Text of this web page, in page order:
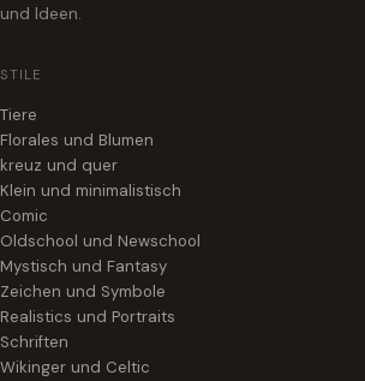
und Ideen.
STILE
Tiere
Florales und Blumen
kreuz und quer
Klein und minimalistisch
Comic
Oldschool und Newschool
Mystisch und Fantasy
Zeichen und Symbole
Realistics und Portraits
Schriften
Wikinger und Celtic